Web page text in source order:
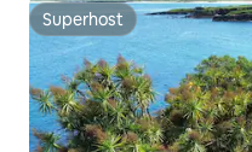
Superhost
Superhost